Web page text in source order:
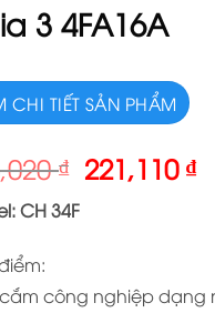
3 4FA16A
CHI TIẾT SẢN PHẨM
₫ 221,110₫
CH 34F
công nghiệp dạng